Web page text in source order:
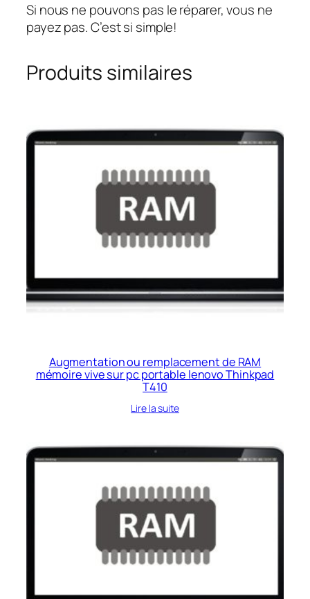
Si nous ne pouvons pas le réparer, vous ne
payez pas. C’est si simple!
Produits similaires
Augmentation ou remplacement de RAM
mémoire vive sur pc portable lenovo Thinkpad
T410
Lire la suite